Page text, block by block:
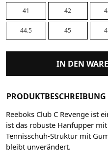
41 42
44.5 45
IN DEN
PRODUKTBESCHREIBUNG
Reeboks Club C Revenge ist
ist das robuste Hanfupper
Tennisschuh-Struktur mit
bleibt unverändert.